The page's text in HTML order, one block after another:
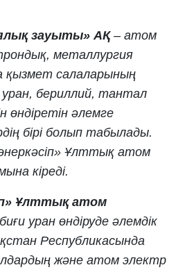
зауыты» АҚ– атом
металлургия
қызмет салаларының
уран, бериллий, тантал
өндіретін әлемге
бірі болып табылады.
Ұлттық атом
кіреді.
Ұлттық атом
уран өндіруде әлемдік
Республикасында
және атом электр